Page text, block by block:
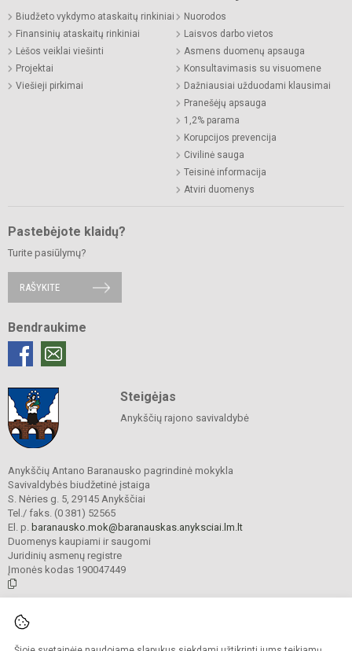
Biudžeto vykdymo ataskaitų rinkiniai
Finansinių ataskaitų rinkiniai
Lėšos veiklai viešinti
Projektai
Viešieji pirkimai
Nuorodos
Laisvos darbo vietos
Asmens duomenų apsauga
Konsultavimasis su visuomene
Dažniausiai užduodami klausimai
Pranešėjų apsauga
1,2% parama
Korupcijos prevencija
Civilinė sauga
Teisinė informacija
Atviri duomenys
Pastebėjote klaidų?
Turite pasiūlymų?
RAŠYKITE
Bendraukime
Steigėjas
Anykščių rajono savivaldybė
Anykščių Antano Baranausko pagrindinė mokykla
Savivaldybės biudžetinė įstaiga
S. Nėries g. 5, 29145 Anykščiai
Tel./ faks. (0 381) 52565
El. p. baranausko.mok@baranauskas.anyksciai.lm.lt
Duomenys kaupiami ir saugomi
Juridinių asmenų registre
Įmonės kodas 190047449